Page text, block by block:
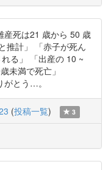
産死は21 歳から 50 歳
推計」 「赤子が死ん
る」 「出産の 10 ~
未満で死亡」
がとう…。
(投稿一覧) 3